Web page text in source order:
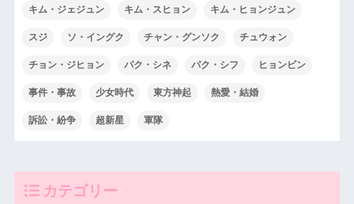
キム・ジェジュン キム・スヒョン キム・ヒョンジュン
スジ ソ・イングク チャン・グンソク チュウォン
チョン・ジヒョン パク・シネ パク・シフ ヒョンビン
事件・事故 少女時代 東方神起 熱愛・結婚
訴訟・紛争 超新星 軍隊
カテゴリー